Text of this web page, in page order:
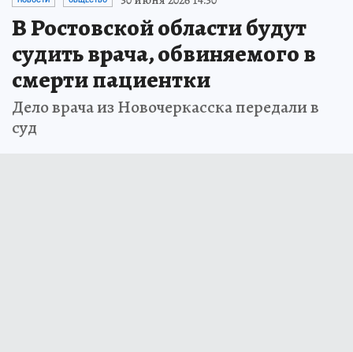
В Ростовской области будут
судить врача, обвиняемого в
смерти пациентки
Дело врача из Новочеркасска передали в
суд